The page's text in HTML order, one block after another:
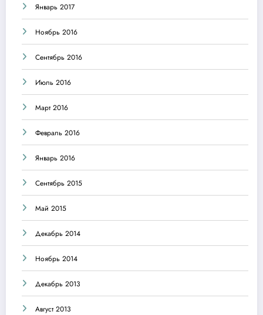
Январь 2017
Ноябрь 2016
Сентябрь 2016
Июль 2016
Март 2016
Февраль 2016
Январь 2016
Сентябрь 2015
Май 2015
Декабрь 2014
Ноябрь 2014
Декабрь 2013
Август 2013